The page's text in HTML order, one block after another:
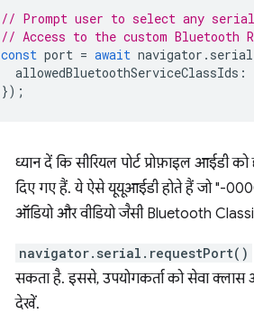
// Prompt user to select any
// Access to the custom Bluetooth
const port = await navigator . serial
allowedBluetoothServiceClassIds :
});
ध्यान दें कि सीरियल पोर्ट प्रोफ़ाइल
दिए गए हैं. ये ऐसे यूयूआईडी होते हैं जो "-
ऑडियो और वीडियो जैसी Bluetooth
navigator.serial.requestPort()
सकता है. इससे, उपयोगकर्ता को सेवा क्लास
देखें.